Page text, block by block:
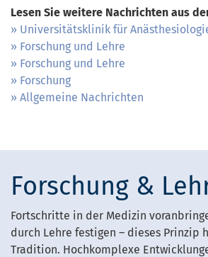
Lesen Sie weitere Nachrichten aus
Universitätsklinik für
Forschung und Lehre
Forschung und Lehre
Forschung
Allgemeine Nachrichten
Forschung &
Fortschritte in der Medizin
durch Lehre festigen – dieses Prinzip
Tradition. Hochkomplexe